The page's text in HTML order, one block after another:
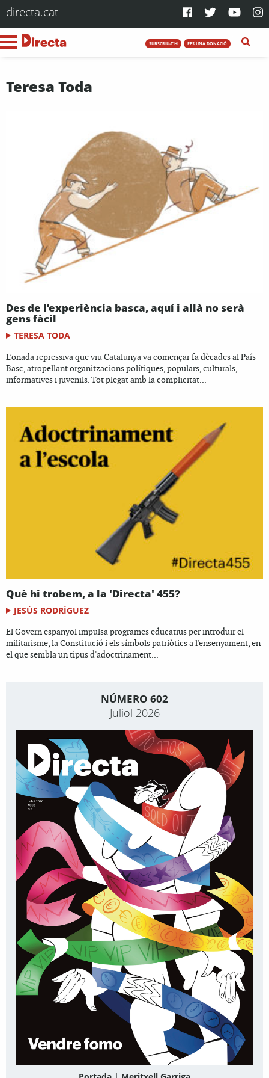
directa.cat
SUBSCRIU-T'HI FES UNA DONACIÓ
Teresa Toda
Des de l’experiència basca, aquí i allà no serà
gens fàcil
TERESA TODA
L’onada repressiva que viu Catalunya va començar fa dècades al País
Basc, atropellant organitzacions polítiques, populars, culturals,
informatives i juvenils. Tot plegat amb la complicitat...
Què hi trobem, a la 'Directa' 455?
JESÚS RODRÍGUEZ
El Govern espanyol impulsa programes educatius per introduir el
militarisme, la Constitució i els símbols patriòtics a l'ensenyament, en
el que sembla un tipus d'adoctrinament...
NÚMERO 602
Juliol 2026